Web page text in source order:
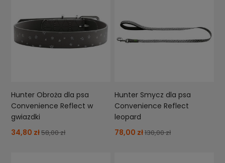
Hunter Obroża dla psa
Convenience Reflect w
gwiazdki
34,80 zł58,00 zł
Hunter Smycz dla psa
Convenience Reflect
leopard
78,00 zł130,00 zł